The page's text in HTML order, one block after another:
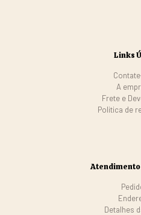
Links
A
Frete e
Politica de
Atendimento
Detalhes